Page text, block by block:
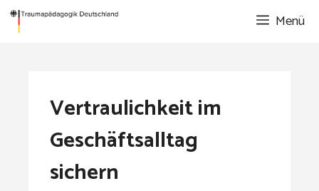
Zum
Inhalt
Menü
Vertraulichkeit im
Geschäftsalltag
sichern